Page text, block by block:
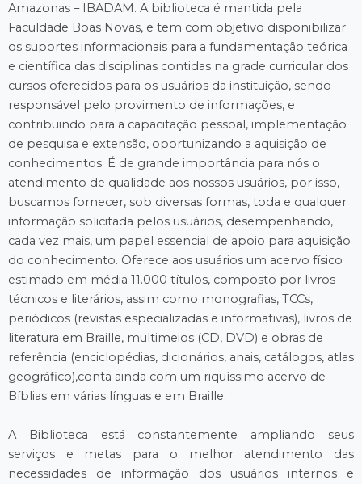
Amazonas – IBADAM. A biblioteca é mantida pela
Faculdade Boas Novas, e tem com objetivo disponibilizar
os suportes informacionais para a fundamentação teórica
e científica das disciplinas contidas na grade curricular dos
cursos oferecidos para os usuários da instituição, sendo
responsável pelo provimento de informações, e
contribuindo para a capacitação pessoal, implementação
de pesquisa e extensão, oportunizando a aquisição de
conhecimentos. É de grande importância para nós o
atendimento de qualidade aos nossos usuários, por isso,
buscamos fornecer, sob diversas formas, toda e qualquer
informação solicitada pelos usuários, desempenhando,
cada vez mais, um papel essencial de apoio para aquisição
do conhecimento. Oferece aos usuários um acervo físico
estimado em média 11.000 títulos, composto por livros
técnicos e literários, assim como monografias, TCCs,
periódicos (revistas especializadas e informativas), livros de
literatura em Braille, multimeios (CD, DVD) e obras de
referência (enciclopédias, dicionários, anais, catálogos, atlas
geográfico),conta ainda com um riquíssimo acervo de
Bíblias em várias línguas e em Braille.
A Biblioteca está constantemente ampliando seus
serviços e metas para o melhor atendimento das
necessidades de informação dos usuários internos e